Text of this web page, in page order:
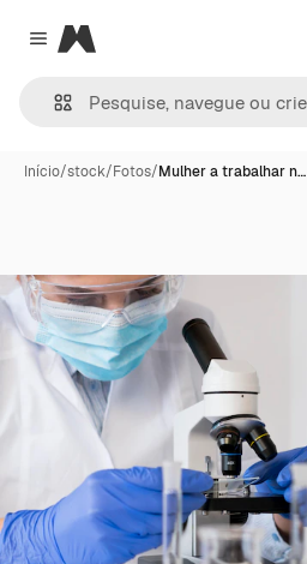
Close menu
Magnific
Início/stock/Fotos/Mulher a trabalhar n…